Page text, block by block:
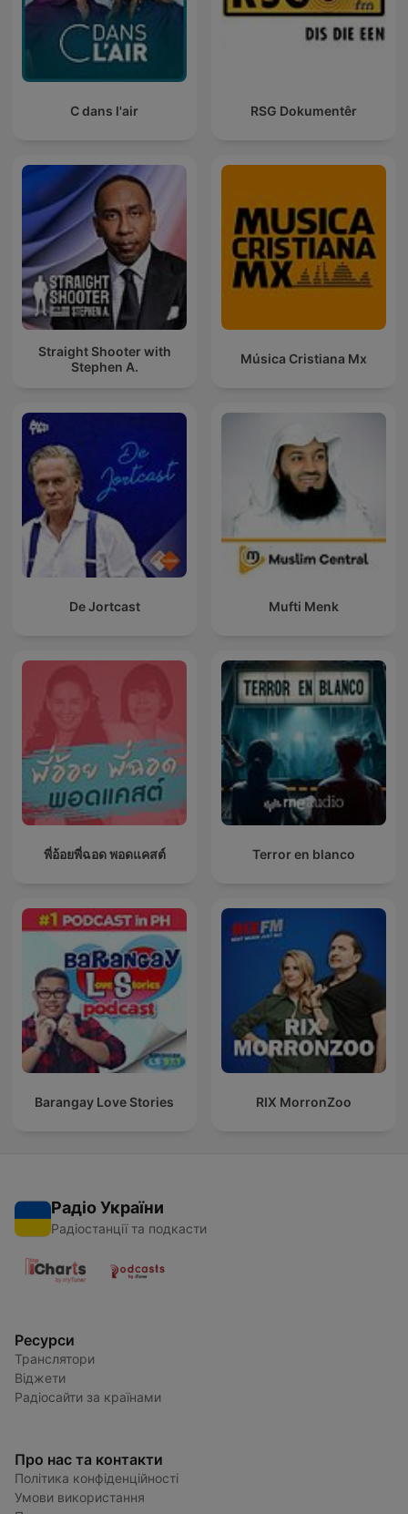
C dans l'air RSG Dokumentêr
Straight Shooter with
Stephen A.
Música Cristiana Mx
De Jortcast Mufti Menk
พี่อ้อยพี่ฉอด พอดแคสต์ Terror en blanco
Barangay Love Stories RIX MorronZoo
Радіо України
Радіостанції та подкасти
Ресурси
Транслятори
Віджети
Радіосайти за країнами
Про нас та контакти
Політика конфіденційності
Умови використання